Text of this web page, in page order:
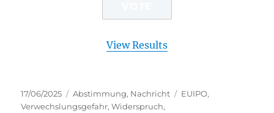
View Results
Posted
on
17/06/2025 Categories
Abstimmung, Nachricht Tags
EUIPO,
Verwechslungsgefahr,Widerspruch,